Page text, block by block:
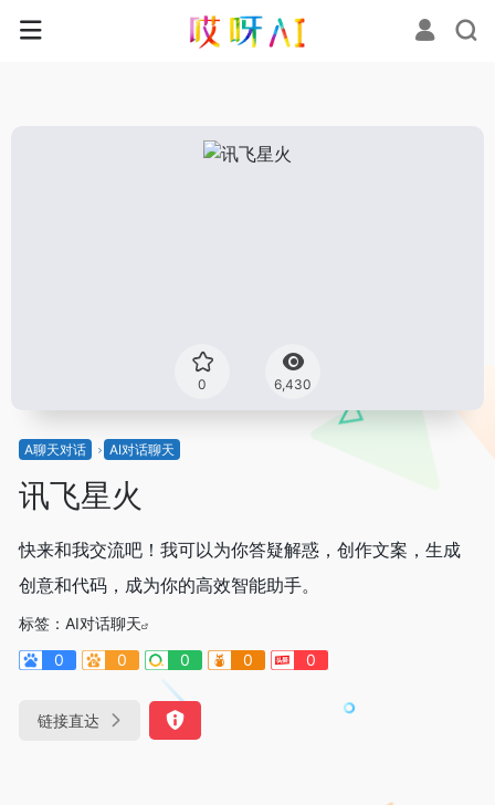
0 6,430
A聊天对话 AI对话聊天
讯飞星火
快来和我交流吧！我可以为你答疑解惑，创作文案，生成
创意和代码，成为你的高效智能助手。
标签： AI对话聊天
0
0 0 0 0
链接直达